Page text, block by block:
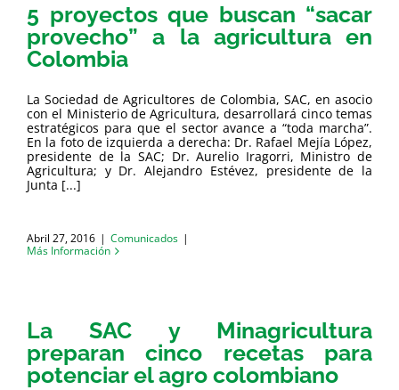
5 proyectos que buscan “sacar
provecho” a la agricultura en
Colombia
La Sociedad de Agricultores de Colombia, SAC, en asocio
con el Ministerio de Agricultura, desarrollará cinco temas
estratégicos para que el sector avance a “toda marcha”.
En la foto de izquierda a derecha: Dr. Rafael Mejía López,
presidente de la SAC; Dr. Aurelio Iragorri, Ministro de
Agricultura; y Dr. Alejandro Estévez, presidente de la
Junta [...]
Abril 27, 2016 | Comunicados |
Más Información
La SAC y Minagricultura
preparan cinco recetas para
potenciar el agro colombiano